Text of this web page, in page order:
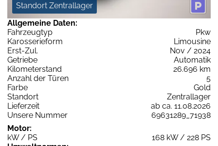
Standort Zentrallager
Allgemeine Daten:
Fahrzeugtyp
Pkw
Karosserieform
Limousine
Erst-Zul.
Nov / 2024
Getriebe
Automatik
Kilometerstand
26.696 km
Anzahl der Türen
5
Farbe
Gold
Standort
Zentrallager
Lieferzeit
ab ca. 11.08.2026
Unsere Nummer
69631289_71938
Motor:
kW / PS
168 kW / 228 PS